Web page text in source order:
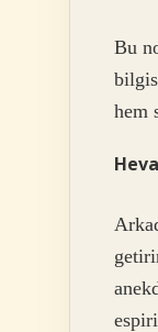
Bu
hem